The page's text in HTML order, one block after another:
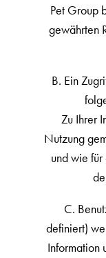
Pet Group
gewährten
B. Ein
Zu Ihrer
Nutzung
und wie
C.
definiert)
Information